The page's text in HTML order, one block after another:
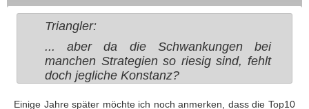
Triangler:
... aber da die Schwankungen bei
manchen Strategien so riesig sind, fehlt
doch jegliche Konstanz?
Einige Jahre später möchte ich noch anmerken, dass die Top10